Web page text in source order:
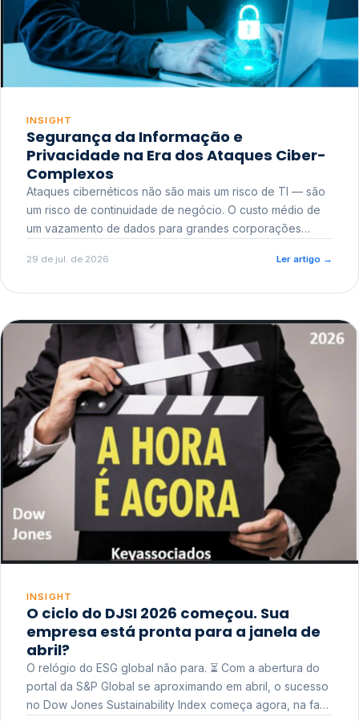
INSIGHT
Segurança da Informação e
Privacidade na Era dos Ataques Ciber-
Complexos
Ataques cibernéticos não são mais um risco de TI — são
um risco de continuidade de negócio. O custo médio de
um vazamento de dados para grandes corporações
reputacional e o risco regulatório junto a órgãos como a
29 de jul. de 2026 Ler artigo →
INSIGHT
O ciclo do DJSI 2026 começou. Sua
empresa está pronta para a janela de
abril?
O relógio do ESG global não para. ⏳ Com a abertura do
portal da S&P Global se aproximando em abril, o sucesso
no Dow Jones Sustainability Index começa agora, na fase